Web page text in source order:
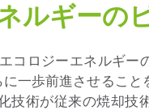
ルギーの
コロジーエネルギー
一歩前進させること
技術が従来の焼却技